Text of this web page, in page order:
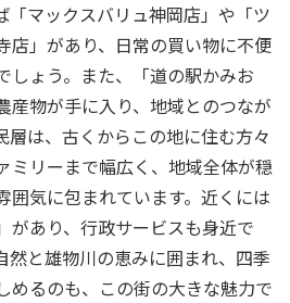
「マックスバリュ神岡店」や「ツ
店」があり、日常の買い物に不便
しょう。また、「道の駅かみお
産物が手に入り、地域とのつなが
層は、古くからこの地に住む方々
ミリーまで幅広く、地域全体が穏
囲気に包まれています。近くには
があり、行政サービスも身近で
然と雄物川の恵みに囲まれ、四季
めるのも、この街の大きな魅力で